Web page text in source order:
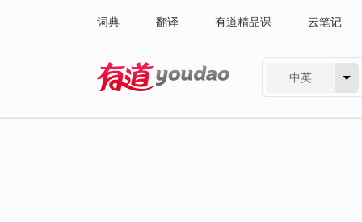
词典 翻译 有道精品课 云笔记
中英